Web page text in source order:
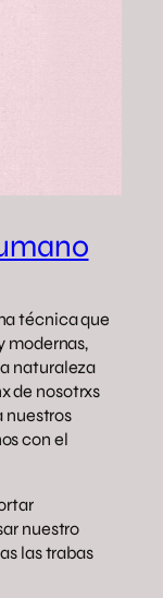
técnica que
modernas,
naturaleza
de nosotrxs
nuestros
con el
nuestro
las trabas